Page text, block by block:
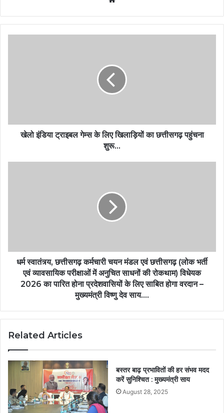
खेलो इंडिया ट्राइबल गेम्स के लिए खिलाड़ियों का छत्तीसगढ़ पहुंचना
शुरू…
धर्म स्वातंत्र्य, छत्तीसगढ़ कर्मचारी चयन मंडल एवं छत्तीसगढ़ (लोक भर्ती
एवं व्यावसायिक परीक्षाओं में अनुचित साधनों की रोकथाम) विधेयक
2026 का पारित होना प्रदेशवासियों के लिए साबित होगा वरदान –
मुख्यमंत्री विष्णु देव साय….
Related Articles
बस्तर बाढ़ प्रभावितों की हर संभव मदद
करें सुनिश्चित : मुख्यमंत्री साय
August 28, 2025